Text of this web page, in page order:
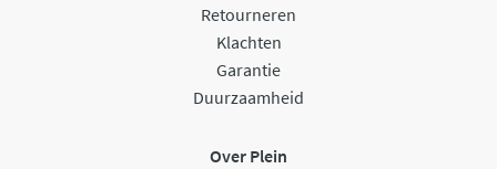
Retourneren
Klachten
Garantie
Duurzaamheid
Over Plein